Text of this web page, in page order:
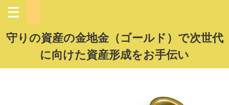
守りの資産の金地金（ゴールド）で次世代
に向けた資産形成をお手伝い